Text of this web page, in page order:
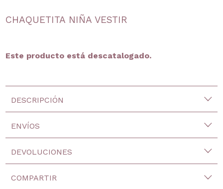
CHAQUETITA NIÑA VESTIR
Este producto está descatalogado.
DESCRIPCIÓN
ENVÍOS
DEVOLUCIONES
COMPARTIR